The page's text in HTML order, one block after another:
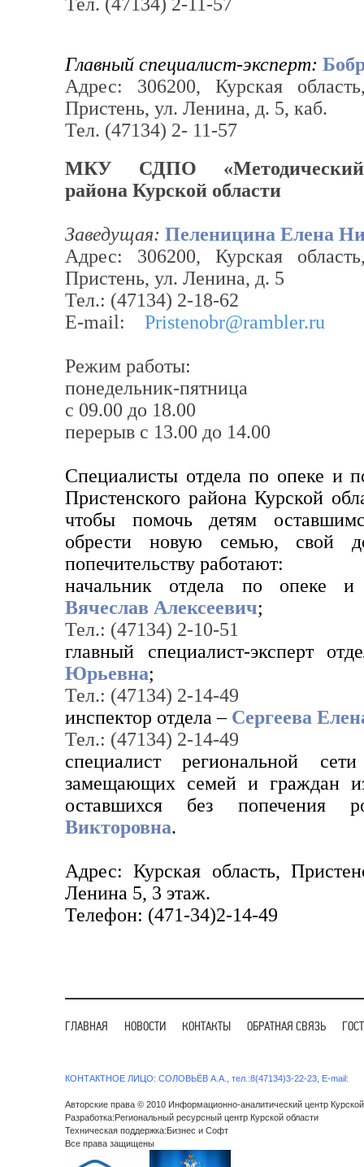
Главный специалист-эксперт:
Адрес: 306200, Курская
Пристень, ул. Ленина, д. 5, каб.
Тел. (47134) 2- 11-57
МКУ СДПО «Методический
района Курской области
Заведущая: Пеленицина Елена
Адрес: 306200, Курская
Пристень, ул. Ленина, д. 5
Тел.: (47134) 2-18-62
Е-mail:
Pristenobr@rambler.ru
Режим работы:
понедельник-пятница
с 09.00 до 18.00
перерыв с 13.00 до 14.00
Специалисты отдела по опеке и
Пристенского района Курской
чтобы помочь детям
обрести новую семью,
попечительству работают:
начальник отдела по опеке
Вячеслав Алексеевич;
Тел.: (47134) 2-10-51
главный специалист-эксперт
Юрьевна;
Тел.: (47134) 2-14-49
инспектор отдела – Сергеева
Тел.: (47134) 2-14-49
специалист региональной
замещающих семей и граждан
оставшихся без попечения
Викторовна.
Адрес: Курская область,
Ленина 5, 3 этаж.
Телефон: (471-34)2-14-49
ГЛАВНАЯ НОВОСТИ КОНТАКТЫ ОБРАТНАЯ СВЯЗЬ
КОНТАКТНОЕ ЛИЦО: СОЛОВЬЁВ А.А., тел.:8(47134)3-22-23, E-mail:
Авторские права © 2010 Информационно-аналитический центр
Разработка:Региональный ресурсный центр Курской области
Техническая поддержка:Бизнес и Софт
Все права защищены